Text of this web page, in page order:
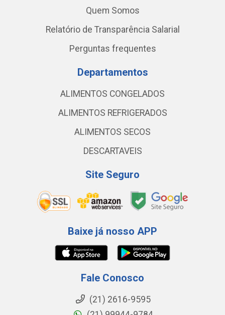
Quem Somos
Relatório de Transparência Salarial
Perguntas frequentes
Departamentos
ALIMENTOS CONGELADOS
ALIMENTOS REFRIGERADOS
ALIMENTOS SECOS
DESCARTAVEIS
Site Seguro
Baixe já nosso APP
Fale Conosco
(21) 2616-9595